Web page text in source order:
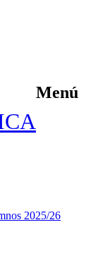
Menú
2025/26